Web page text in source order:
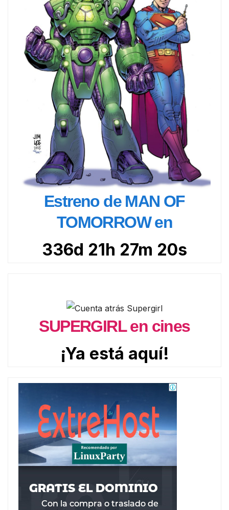
Estreno de MAN OF
TOMORROW en
336d 21h 27m 18s
SUPERGIRL en cines
¡Ya está aquí!